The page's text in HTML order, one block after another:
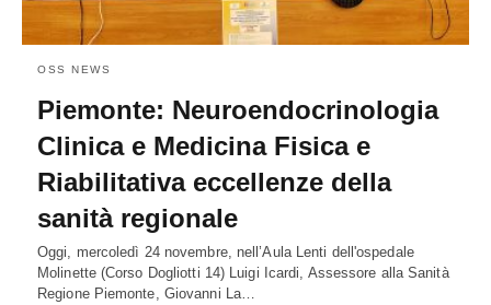
OSS NEWS
Piemonte: Neuroendocrinologia
Clinica e Medicina Fisica e
Riabilitativa eccellenze della
sanità regionale
Oggi, mercoledì 24 novembre, nell’Aula Lenti dell'ospedale
Molinette (Corso Dogliotti 14) Luigi Icardi, Assessore alla Sanità
Regione Piemonte, Giovanni La…